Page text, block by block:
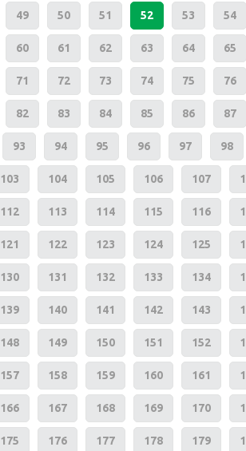
49 50 51 52 53 54
60 61 62 63 64 65
71 72 73 74 75 76
82 83 84 85 86 87
93 94 95 96 97 98
103 104 105 106 107
112 113 114 115 116
121 122 123 124 125
130 131 132 133 134
139 140 141 142 143
148 149 150 151 152
157 158 159 160 161
166 167 168 169 170
175 176 177 178 179